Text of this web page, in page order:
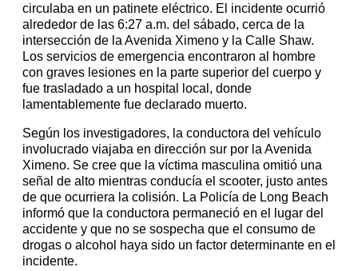
circulaba en un patinete eléctrico. El incidente ocurrió
alrededor de las 6:27 a.m. del sábado, cerca de la
intersección de la Avenida Ximeno y la Calle Shaw.
Los servicios de emergencia encontraron al hombre
con graves lesiones en la parte superior del cuerpo y
fue trasladado a un hospital local, donde
lamentablemente fue declarado muerto.
Según los investigadores, la conductora del vehículo
involucrado viajaba en dirección sur por la Avenida
Ximeno. Se cree que la víctima masculina omitió una
señal de alto mientras conducía el scooter, justo antes
de que ocurriera la colisión. La Policía de Long Beach
informó que la conductora permaneció en el lugar del
accidente y que no se sospecha que el consumo de
drogas o alcohol haya sido un factor determinante en el
incidente.